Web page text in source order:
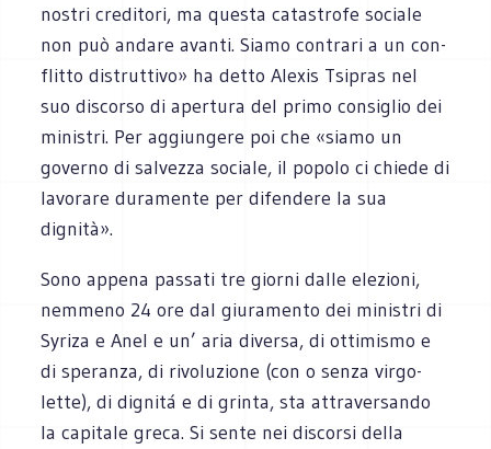
nostri cre­di­tori, ma que­sta cata­strofe sociale
non può andare avanti. Siamo con­trari a un con­
flitto distrut­tivo» ha detto Ale­xis Tsi­pras nel
suo discorso di aper­tura del primo con­si­glio dei
mini­stri. Per aggiun­gere poi che «siamo un
governo di sal­vezza sociale, il popolo ci chiede di
lavo­rare dura­mente per difen­dere la sua
dignità».
Sono appena pas­sati tre giorni dalle ele­zioni,
nem­meno 24 ore dal giu­ra­mento dei mini­stri di
Syriza e Anel e un’ aria diversa, di otti­mi­smo e
di spe­ranza, di rivo­lu­zione (con o senza vir­go­
lette), di dignitá e di grinta, sta attra­ver­sando
la capi­tale greca. Si sente nei discorsi della